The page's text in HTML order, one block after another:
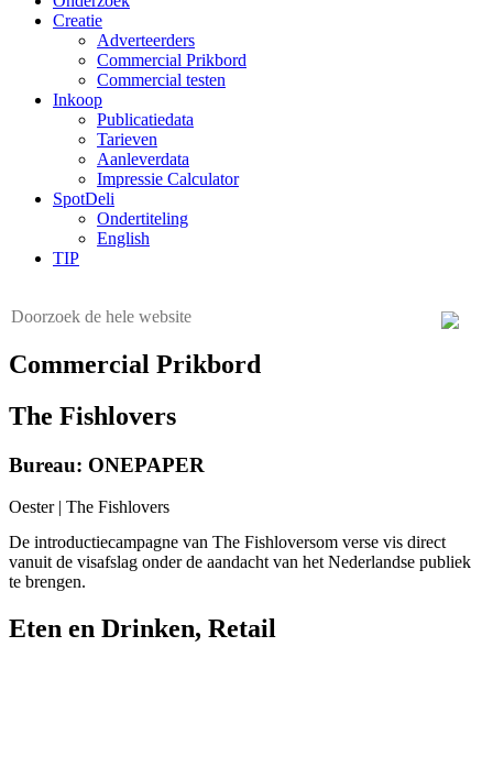
Creatie
Adverteerders
Commercial Prikbord
Commercial testen
Inkoop
Publicatiedata
Tarieven
Aanleverdata
Impressie Calculator
SpotDeli
Ondertiteling
English
TIP
Commercial Prikbord
The Fishlovers
Bureau: ONEPAPER
Oester | The Fishlovers
De introductiecampagne van The Fishloversom verse vis direct
vanuit de visafslag onder de aandacht van het Nederlandse publiek
te brengen.
Eten en Drinken, Retail